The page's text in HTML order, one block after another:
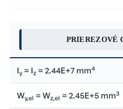
PRIEREZOVÉ
Iy= Iz = 2.44E+7 mm4
Wy,el = Wz,el = 2.45E+5 mm3